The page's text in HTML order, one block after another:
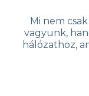
Mi nem
vagyunk,
hálózathoz,